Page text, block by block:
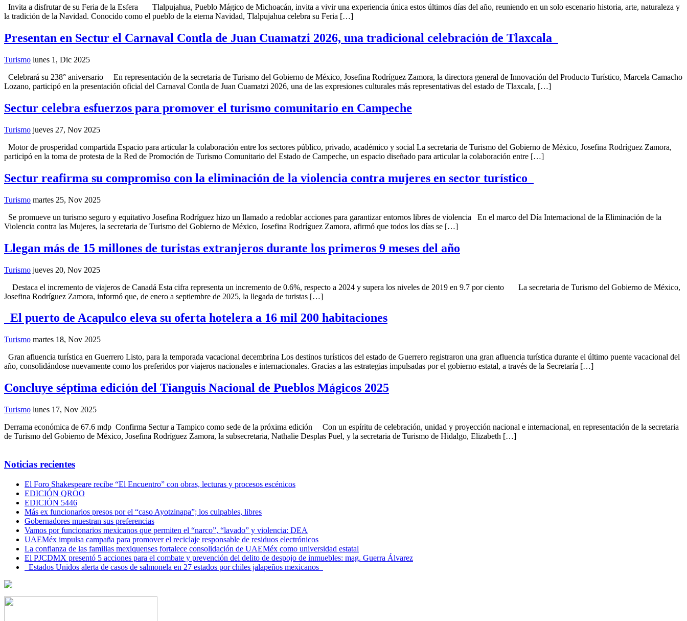
Invita a disfrutar de su Feria de la Esfera Tlalpujahua, Pueblo Mágico de Michoacán, invita a vivir una experiencia única estos últimos días del año, reuniendo en un solo escenario historia, arte, naturaleza y
la tradición de la Navidad. Conocido como el pueblo de la eterna Navidad, Tlalpujahua celebra su Feria […]
Presentan en Sectur el Carnaval Contla de Juan Cuamatzi 2026, una tradicional celebración de Tlaxcala
Turismo lunes 1, Dic 2025
Celebrará su 238° aniversario En representación de la secretaria de Turismo del Gobierno de México, Josefina Rodríguez Zamora, la directora general de Innovación del Producto Turístico, Marcela Camacho
Lozano, participó en la presentación oficial del Carnaval Contla de Juan Cuamatzi 2026, una de las expresiones culturales más representativas del estado de Tlaxcala, […]
Sectur celebra esfuerzos para promover el turismo comunitario en Campeche
Turismo jueves 27, Nov 2025
Motor de prosperidad compartida Espacio para articular la colaboración entre los sectores público, privado, académico y social La secretaria de Turismo del Gobierno de México, Josefina Rodríguez Zamora,
participó en la toma de protesta de la Red de Promoción de Turismo Comunitario del Estado de Campeche, un espacio diseñado para articular la colaboración entre […]
Sectur reafirma su compromiso con la eliminación de la violencia contra mujeres en sector turístico
Turismo martes 25, Nov 2025
Se promueve un turismo seguro y equitativo Josefina Rodríguez hizo un llamado a redoblar acciones para garantizar entornos libres de violencia En el marco del Día Internacional de la Eliminación de la
Violencia contra las Mujeres, la secretaria de Turismo del Gobierno de México, Josefina Rodríguez Zamora, afirmó que todos los días se […]
Llegan más de 15 millones de turistas extranjeros durante los primeros 9 meses del año
Turismo jueves 20, Nov 2025
Destaca el incremento de viajeros de Canadá Esta cifra representa un incremento de 0.6%, respecto a 2024 y supera los niveles de 2019 en 9.7 por ciento La secretaria de Turismo del Gobierno de México,
Josefina Rodríguez Zamora, informó que, de enero a septiembre de 2025, la llegada de turistas […]
El puerto de Acapulco eleva su oferta hotelera a 16 mil 200 habitaciones
Turismo martes 18, Nov 2025
Gran afluencia turística en Guerrero Listo, para la temporada vacacional decembrina Los destinos turísticos del estado de Guerrero registraron una gran afluencia turística durante el último puente vacacional del
año, consolidándose nuevamente como los preferidos por viajeros nacionales e internacionales. Gracias a las estrategias impulsadas por el gobierno estatal, a través de la Secretaría […]
Concluye séptima edición del Tianguis Nacional de Pueblos Mágicos 2025
Turismo lunes 17, Nov 2025
Derrama económica de 67.6 mdp Confirma Sectur a Tampico como sede de la próxima edición Con un espíritu de celebración, unidad y proyección nacional e internacional, en representación de la secretaria
de Turismo del Gobierno de México, Josefina Rodríguez Zamora, la subsecretaria, Nathalie Desplas Puel, y la secretaria de Turismo de Hidalgo, Elizabeth […]
Noticias recientes
El Foro Shakespeare recibe “El Encuentro” con obras, lecturas y procesos escénicos
EDICIÓN QROO
EDICIÓN 5446
Más ex funcionarios presos por el “caso Ayotzinapa”; los culpables, libres
Gobernadores muestran sus preferencias
Vamos por funcionarios mexicanos que permiten el “narco”, “lavado” y violencia: DEA
UAEMéx impulsa campaña para promover el reciclaje responsable de residuos electrónicos
La confianza de las familias mexiquenses fortalece consolidación de UAEMéx como universidad estatal
El PJCDMX presentó 5 acciones para el combate y prevención del delito de despojo de inmuebles: mag. Guerra Álvarez
Estados Unidos alerta de casos de salmonela en 27 estados por chiles jalapeños mexicanos